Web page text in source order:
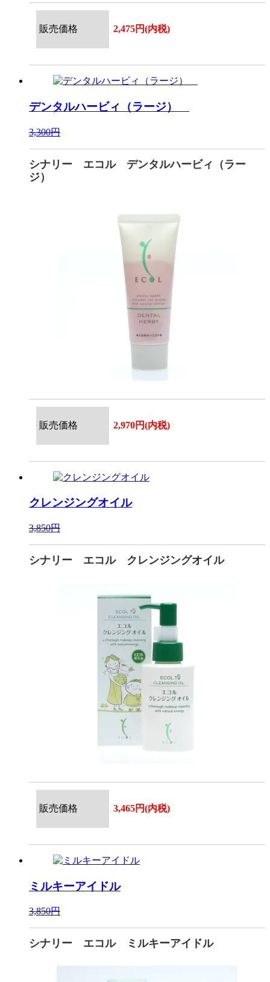
販売価格 2,475円(内税)
デンタルハービィ（ラージ）
3,300円
シナリー エコル デンタルハービィ（ラー
ジ）
販売価格 2,970円(内税)
クレンジングオイル
3,850円
シナリー エコル クレンジングオイル
販売価格 3,465円(内税)
ミルキーアイドル
3,850円
シナリー エコル ミルキーアイドル